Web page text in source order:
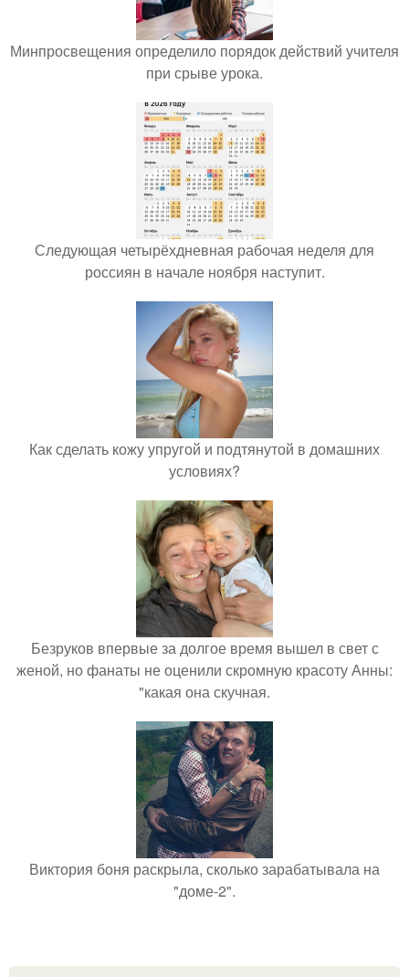
Минпросвещения определило порядок действий учителя
при срыве урока.
Следующая четырёхдневная рабочая неделя для
россиян в начале ноября наступит.
Как сделать кожу упругой и подтянутой в домашних
условиях?
Безруков впервые за долгое время вышел в свет с
женой, но фанаты не оценили скромную красоту Анны:
"какая она скучная.
Виктория боня раскрыла, сколько зарабатывала на
"доме-2".